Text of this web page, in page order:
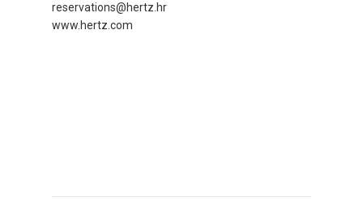
reservations@hertz.hr
www.hertz.com